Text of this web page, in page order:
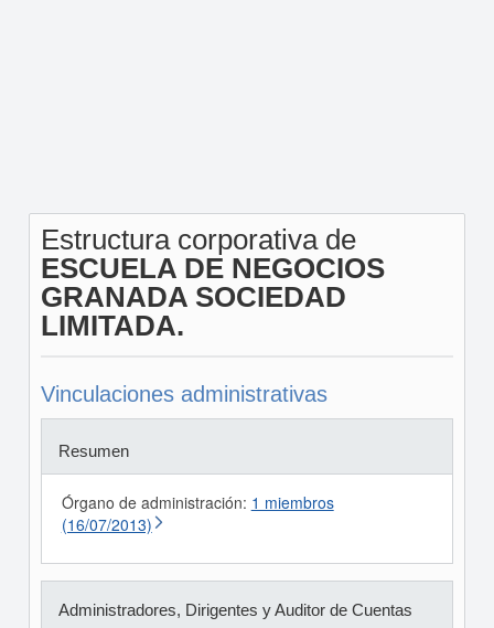
Estructura corporativa de
ESCUELA DE NEGOCIOS
GRANADA SOCIEDAD
LIMITADA.
Vinculaciones administrativas
Resumen
Órgano de administración: 1 miembros
(16/07/2013)
Administradores, Dirigentes y Auditor de Cuentas